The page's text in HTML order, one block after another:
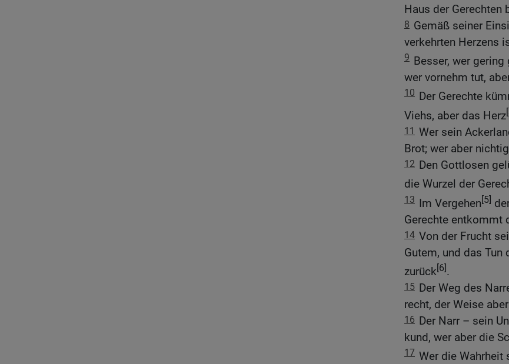
Haus der Gerechten
8 Gemäß seiner
verkehrten Herzens
9 Besser, wer
wer vornehm tut,
10 Der Gerechte
Viehs, aber das Herz
11 Wer sein
Brot; wer aber
12 Den Gottlosen
die Wurzel der
13 Im Vergehen[5]
Gerechte entkommt
14 Von der Frucht
Gutem, und das Tun
zurück[6].
15 Der Weg des
recht, der Weise
16 Der Narr – sein
kund, wer aber die
17 Wer die Wahrheit